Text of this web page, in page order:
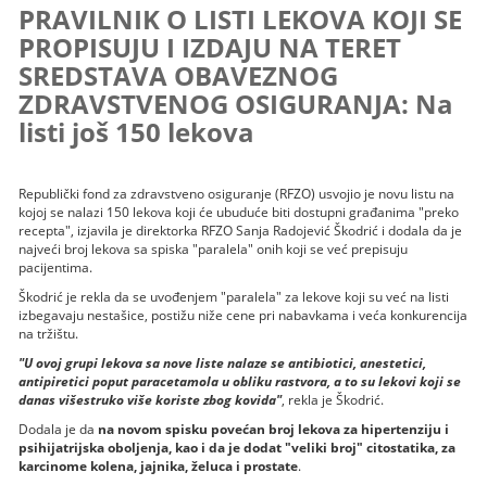
PRAVILNIK O LISTI LEKOVA KOJI SE
PROPISUJU I IZDAJU NA TERET
SREDSTAVA OBAVEZNOG
ZDRAVSTVENOG OSIGURANJA: Na
listi još 150 lekova
Republički fond za zdravstveno osiguranje (RFZO) usvojio je novu listu na
kojoj se nalazi 150 lekova koji će ubuduće biti dostupni građanima "preko
recepta", izjavila je direktorka RFZO Sanja Radojević Škodrić i dodala da je
najveći broj lekova sa spiska "paralela" onih koji se već prepisuju
pacijentima.
Škodrić je rekla da se uvođenjem "paralela" za lekove koji su već na listi
izbegavaju nestašice, postižu niže cene pri nabavkama i veća konkurencija
na tržištu.
"U ovoj grupi lekova sa nove liste nalaze se antibiotici, anestetici,
antipiretici poput paracetamola u obliku rastvora, a to su lekovi koji se
danas višestruko više koriste zbog kovida", rekla je Škodrić.
Dodala je da na novom spisku povećan broj lekova za hipertenziju i
psihijatrijska oboljenja, kao i da je dodat "veliki broj" citostatika, za
karcinome kolena, jajnika, želuca i prostate.